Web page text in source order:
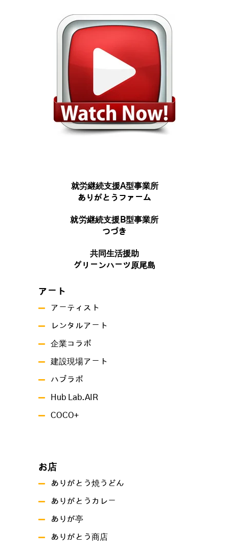
就労継続支援A型事業所
ありがとうファーム
就労継続支援B型事業所
つづき
共同生活援助
グリーンハーツ原尾島
アート
アーティスト
レンタルアート
企業コラボ
建設現場アート
ハブラボ
Hub Lab.AIR
COCO+
お店
ありがとう焼うどん
ありがとうカレー
ありが亭
ありがとう商店